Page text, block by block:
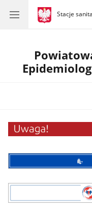
gov.pl
Stacje
gov.pl
Stacje